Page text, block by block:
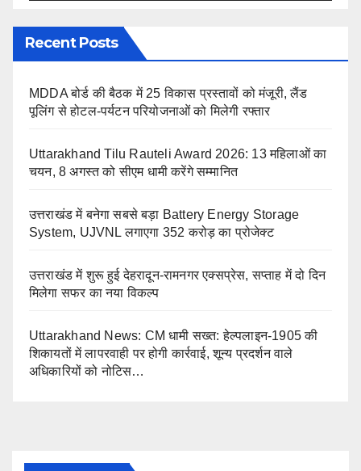
Recent Posts
MDDA बोर्ड की बैठक में 25 विकास प्रस्तावों को मंजूरी, लैंड
पूलिंग से होटल-पर्यटन परियोजनाओं को मिलेगी रफ्तार
Uttarakhand Tilu Rauteli Award 2026: 13 महिलाओं का
चयन, 8 अगस्त को सीएम धामी करेंगे सम्मानित
उत्तराखंड में बनेगा सबसे बड़ा Battery Energy Storage
System, UJVNL लगाएगा 352 करोड़ का प्रोजेक्ट
उत्तराखंड में शुरू हुई देहरादून-रामनगर एक्सप्रेस, सप्ताह में दो दिन
मिलेगा सफर का नया विकल्प
Uttarakhand News: CM धामी सख्त: हेल्पलाइन-1905 की
शिकायतों में लापरवाही पर होगी कार्रवाई, शून्य प्रदर्शन वाले
अधिकारियों को नोटिस…